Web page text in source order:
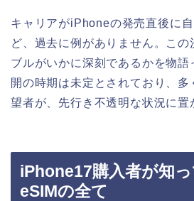
キャリアがiPhoneの発売直後に
ど、過去に例がありません。この
ブルがいかに深刻であるかを物語
開の時期は未定とされており、
望者が、先行き不透明な状況に置
iPhone17購入者が知
eSIMの全て